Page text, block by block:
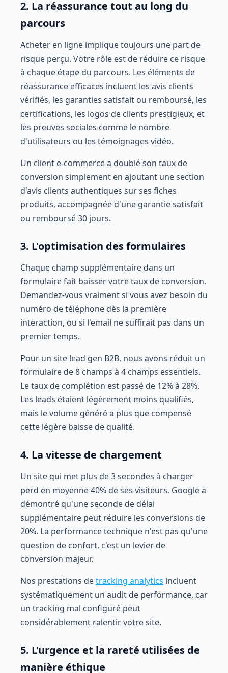
2. La réassurance tout au long du
parcours
Acheter en ligne implique toujours une part de
risque perçu. Votre rôle est de réduire ce risque
à chaque étape du parcours. Les éléments de
réassurance efficaces incluent les avis clients
vérifiés, les garanties satisfait ou remboursé, les
certifications, les logos de clients prestigieux, et
les preuves sociales comme le nombre
d'utilisateurs ou les témoignages vidéo.
Un client e-commerce a doublé son taux de
conversion simplement en ajoutant une section
d'avis clients authentiques sur ses fiches
produits, accompagnée d'une garantie satisfait
ou remboursé 30 jours.
3. L'optimisation des formulaires
Chaque champ supplémentaire dans un
formulaire fait baisser votre taux de conversion.
Demandez-vous vraiment si vous avez besoin du
numéro de téléphone dès la première
interaction, ou si l'email ne suffirait pas dans un
premier temps.
Pour un site lead gen B2B, nous avons réduit un
formulaire de 8 champs à 4 champs essentiels.
Le taux de complétion est passé de 12% à 28%.
Les leads étaient légèrement moins qualifiés,
mais le volume généré a plus que compensé
cette légère baisse de qualité.
4. La vitesse de chargement
Un site qui met plus de 3 secondes à charger
perd en moyenne 40% de ses visiteurs. Google a
démontré qu'une seconde de délai
supplémentaire peut réduire les conversions de
20%. La performance technique n'est pas qu'une
question de confort, c'est un levier de
conversion majeur.
Nos prestations detracking analytics incluent
systématiquement un audit de performance, car
un tracking mal configuré peut
considérablement ralentir votre site.
5. L'urgence et la rareté utilisées de
manière éthique